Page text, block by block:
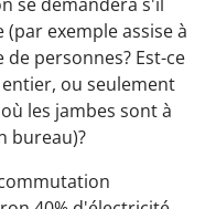
exemple assise à
personnes? Est-ce
ou seulement
les jambes sont à
bureau)?